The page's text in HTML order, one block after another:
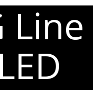
Line